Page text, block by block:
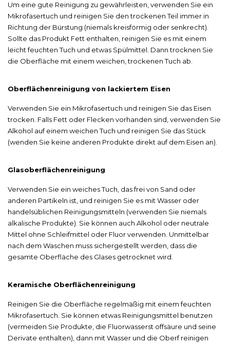
Um eine gute Reinigung zu gewährleisten, verwenden Sie ein
Mikrofasertuch und reinigen Sie den trockenen Teil immer in
Richtung der Bürstung (niemals kreisförmig oder senkrecht).
Sollte das Produkt Fett enthalten, reinigen Sie es mit einem
leicht feuchten Tuch und etwas Spülmittel. Dann trocknen Sie
die Oberfläche mit einem weichen, trockenen Tuch ab.
Oberflächenreinigung von lackiertem Eisen
Verwenden Sie ein Mikrofasertuch und reinigen Sie das Eisen
trocken. Falls Fett oder Flecken vorhanden sind, verwenden Sie
Alkohol auf einem weichen Tuch und reinigen Sie das Stück
(wenden Sie keine anderen Produkte direkt auf dem Eisen an).
Glasoberflächenreinigung
Verwenden Sie ein weiches Tuch, das frei von Sand oder
anderen Partikeln ist, und reinigen Sie es mit Wasser oder
handelsüblichen Reinigungsmitteln (verwenden Sie niemals
alkalische Produkte). Sie können auch Alkohol oder neutrale
Mittel ohne Schleifmittel oder Fluor verwenden. Unmittelbar
nach dem Waschen muss sichergestellt werden, dass die
gesamte Oberfläche des Glases getrocknet wird.
Keramische Oberflächenreinigung
Reinigen Sie die Oberfläche regelmäßig mit einem feuchten
Mikrofasertuch. Sie können etwas Reinigungsmittel benutzen
(vermeiden Sie Produkte, die Fluorwasserst offsäure und seine
Derivate enthalten), dann mit Wasser und die Oberf reinigen